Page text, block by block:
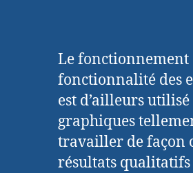
Le fonctionnement
fonctionnalité des
est d’ailleurs
graphiques
travailler de façon
résultats qualitatifs